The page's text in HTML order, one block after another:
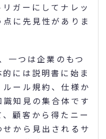
ガーにしてナレッ
に先見性がありま
一つは企業のもつ
には説明書に始ま
ール規約、仕様か
知見の集合体です
顧客から得たニー
から見出されるサ